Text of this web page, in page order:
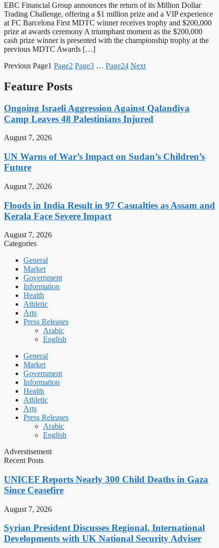
EBC Financial Group announces the return of its Million Dollar
Trading Challenge, offering a $1 million prize and a VIP experience
at FC Barcelona First MDTC winner receives trophy and $200,000
prize at awards ceremony A triumphant moment as the $200,000
cash prize winner is presented with the championship trophy at the
previous MDTC Awards […]
Previous Page1 Page2 Page3 … Page24 Next
Feature Posts
Ongoing Israeli Aggression Against Qalandiya
Camp Leaves 48 Palestinians Injured
August 7, 2026
UN Warns of War’s Impact on Sudan’s Children’s
Future
August 7, 2026
Floods in India Result in 97 Casualties as Assam and
Kerala Face Severe Impact
August 7, 2026
Categories
General
Market
Government
Information
Health
Athletic
Arts
Press Releases
Arabic
English
General
Market
Government
Information
Health
Athletic
Arts
Press Releases
Arabic
English
Adverstisement
Recent Posts
UNICEF Reports Nearly 300 Child Deaths in Gaza
Since Ceasefire
August 7, 2026
Syrian President Discusses Regional, International
Developments with UK National Security Adviser